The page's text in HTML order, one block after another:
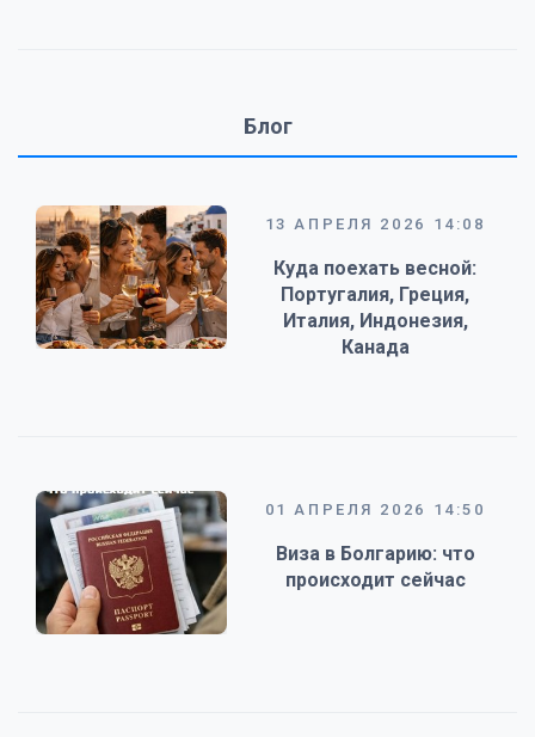
Блог
13 АПРЕЛЯ 2026 14:08
Куда поехать весной:
Португалия, Греция,
Италия, Индонезия,
Канада
01 АПРЕЛЯ 2026 14:50
Виза в Болгарию: что
происходит сейчас